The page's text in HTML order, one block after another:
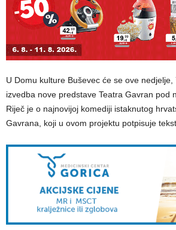
U Domu kulture Buševec će se ove
izvedba nove predstave Teatra Gavran pod
Riječ je o najnovijoj komediji istaknutog
Gavrana, koji u ovom projektu potpisuje